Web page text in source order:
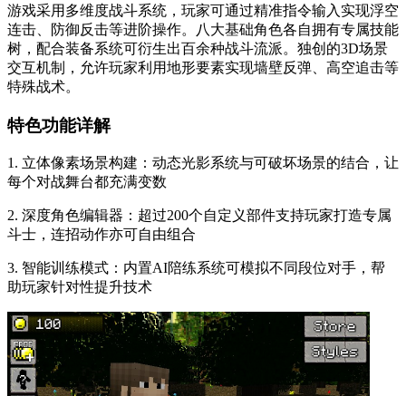
游戏采用多维度战斗系统，玩家可通过精准指令输入实现浮空
连击、防御反击等进阶操作。八大基础角色各自拥有专属技能
树，配合装备系统可衍生出百余种战斗流派。独创的3D场景
交互机制，允许玩家利用地形要素实现墙壁反弹、高空追击等
特殊战术。
特色功能详解
1. 立体像素场景构建：动态光影系统与可破坏场景的结合，让
每个对战舞台都充满变数
2. 深度角色编辑器：超过200个自定义部件支持玩家打造专属
斗士，连招动作亦可自由组合
3. 智能训练模式：内置AI陪练系统可模拟不同段位对手，帮
助玩家针对性提升技术